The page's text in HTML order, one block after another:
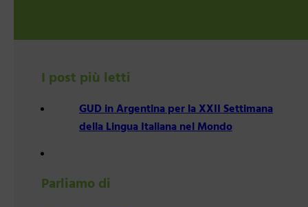
I post più letti
GUD in Argentina per la XXII Settimana
della Lingua Italiana nel Mondo
Parliamo di